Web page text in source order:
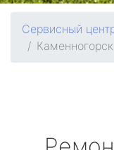
Сервисный
Каменногорск